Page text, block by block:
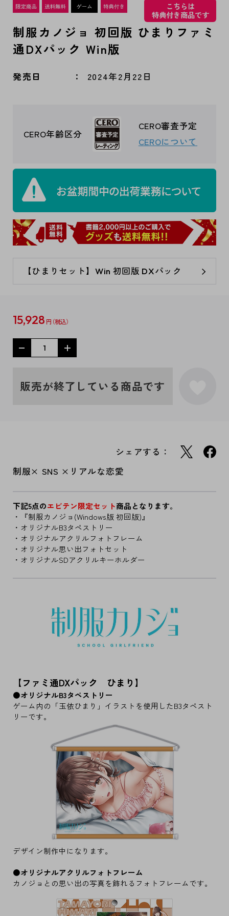
こちらは
特典付き商品です
制服カノジョ 初回版 ひまりファミ
通DXパック Win版
発売日 2024年2月22日
CERO年齢区分
CERO審査予定
CEROについて
【ひまりセット】Win 初回版 DXパック
15,928 円
販売が終了している商品です
シェアする：
制服× SNS ×リアルな恋愛
下記5点のエビテン限定セット商品となります。
・『制服カノジョ(Windows版 初回版)』
・オリジナルB3タペストリー
・オリジナルアクリルフォトフレーム
・オリジナル思い出フォトセット
・オリジナルSDアクリルキーホルダー
【ファミ通DXパック ひまり】
●オリジナルB3タペストリー
ゲーム内の「玉依ひまり」イラストを使用したB3タペスト
リーです。
デザイン制作中になります。
●オリジナルアクリルフォトフレーム
カノジョとの思い出の写真を飾れるフォトフレームです。